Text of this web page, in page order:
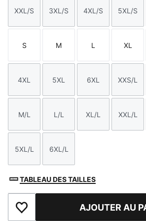
Taille
XXL/S
Taille
3XL/S
Taille
4XL/S
Taille
5XL/S
Taille
S
Taille
M
Taille
L
Taille
XL
Taille
4XL
Taille
5XL
Taille
6XL
Taille
XXS/L
Taille
M/L
Taille
L/L
Taille
XL/L
Taille
XXL/L
Taille
5XL/L
Taille
6XL/L
TABLEAU DES TAILLES
Ajouter aux favorisAJOUTER AU